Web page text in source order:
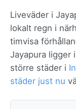
Liveväder i
lokalt regn i
timvisa
Jayapura ligger i
större städer i
städer just nu